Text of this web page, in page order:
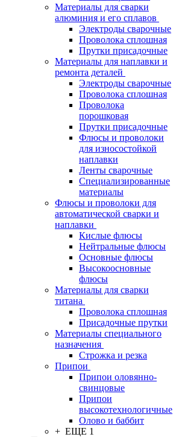
Материалы для сварки
алюминия и его сплавов
Электроды сварочные
Проволока сплошная
Прутки присадочные
Материалы для наплавки и
ремонта деталей
Электроды сварочные
Проволока сплошная
Проволока
порошковая
Прутки присадочные
Флюсы и проволоки
для износостойкой
наплавки
Ленты сварочные
Специализированные
материалы
Флюсы и проволоки для
автоматической сварки и
наплавки
Кислые флюсы
Нейтральные флюсы
Основные флюсы
Высокоосновные
флюсы
Материалы для сварки
титана
Проволока сплошная
Присадочные прутки
Материалы специального
назначения
Строжка и резка
Припои
Припои оловянно-
свинцовые
Припои
высокотехнологичные
Олово и баббит
+ ЕЩЕ 1